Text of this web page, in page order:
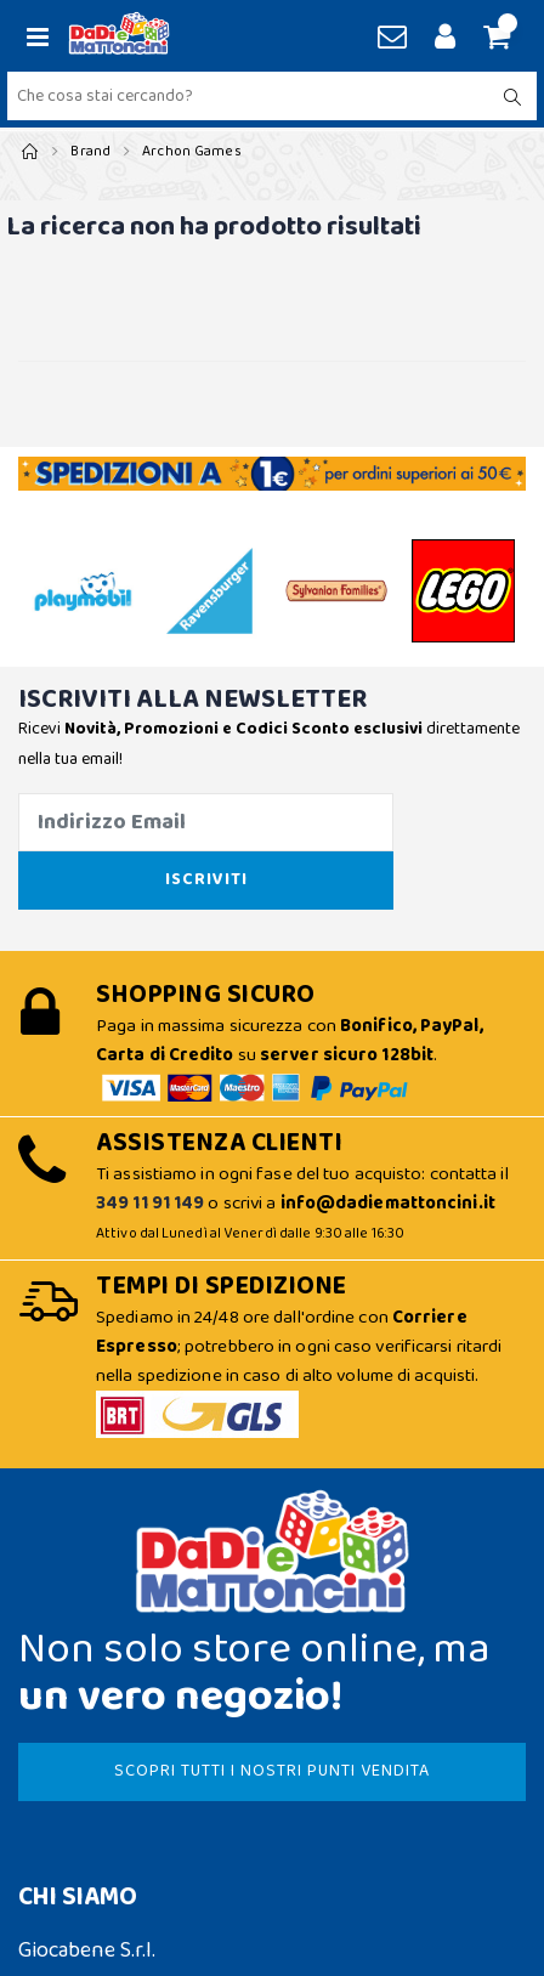
Brand Archon Games
La ricerca non ha prodotto risultati
ISCRIVITI ALLA NEWSLETTER
Ricevi Novità, Promozioni e Codici Sconto esclusividirettamente
nella tua email!
SHOPPING SICURO
Paga in massima sicurezza con Bonifico, PayPal,
Carta di Creditosu server sicuro 128bit.
ASSISTENZA CLIENTI
Ti assistiamo in ogni fase del tuo acquisto: contatta il
349 11 91 149o scrivi a info@dadiemattoncini.it
Attivo dal Lunedì al Venerdì dalle 9:30 alle 16:30
TEMPI DI SPEDIZIONE
Spediamo in 24/48 ore dall'ordine con Corriere
Espresso; potrebbero in ogni caso verificarsi ritardi
nella spedizione in caso di alto volume di acquisti.
Non solo store online, ma
un vero negozio!
SCOPRI TUTTI I NOSTRI PUNTI VENDITA
CHI SIAMO
Giocabene S.r.l.